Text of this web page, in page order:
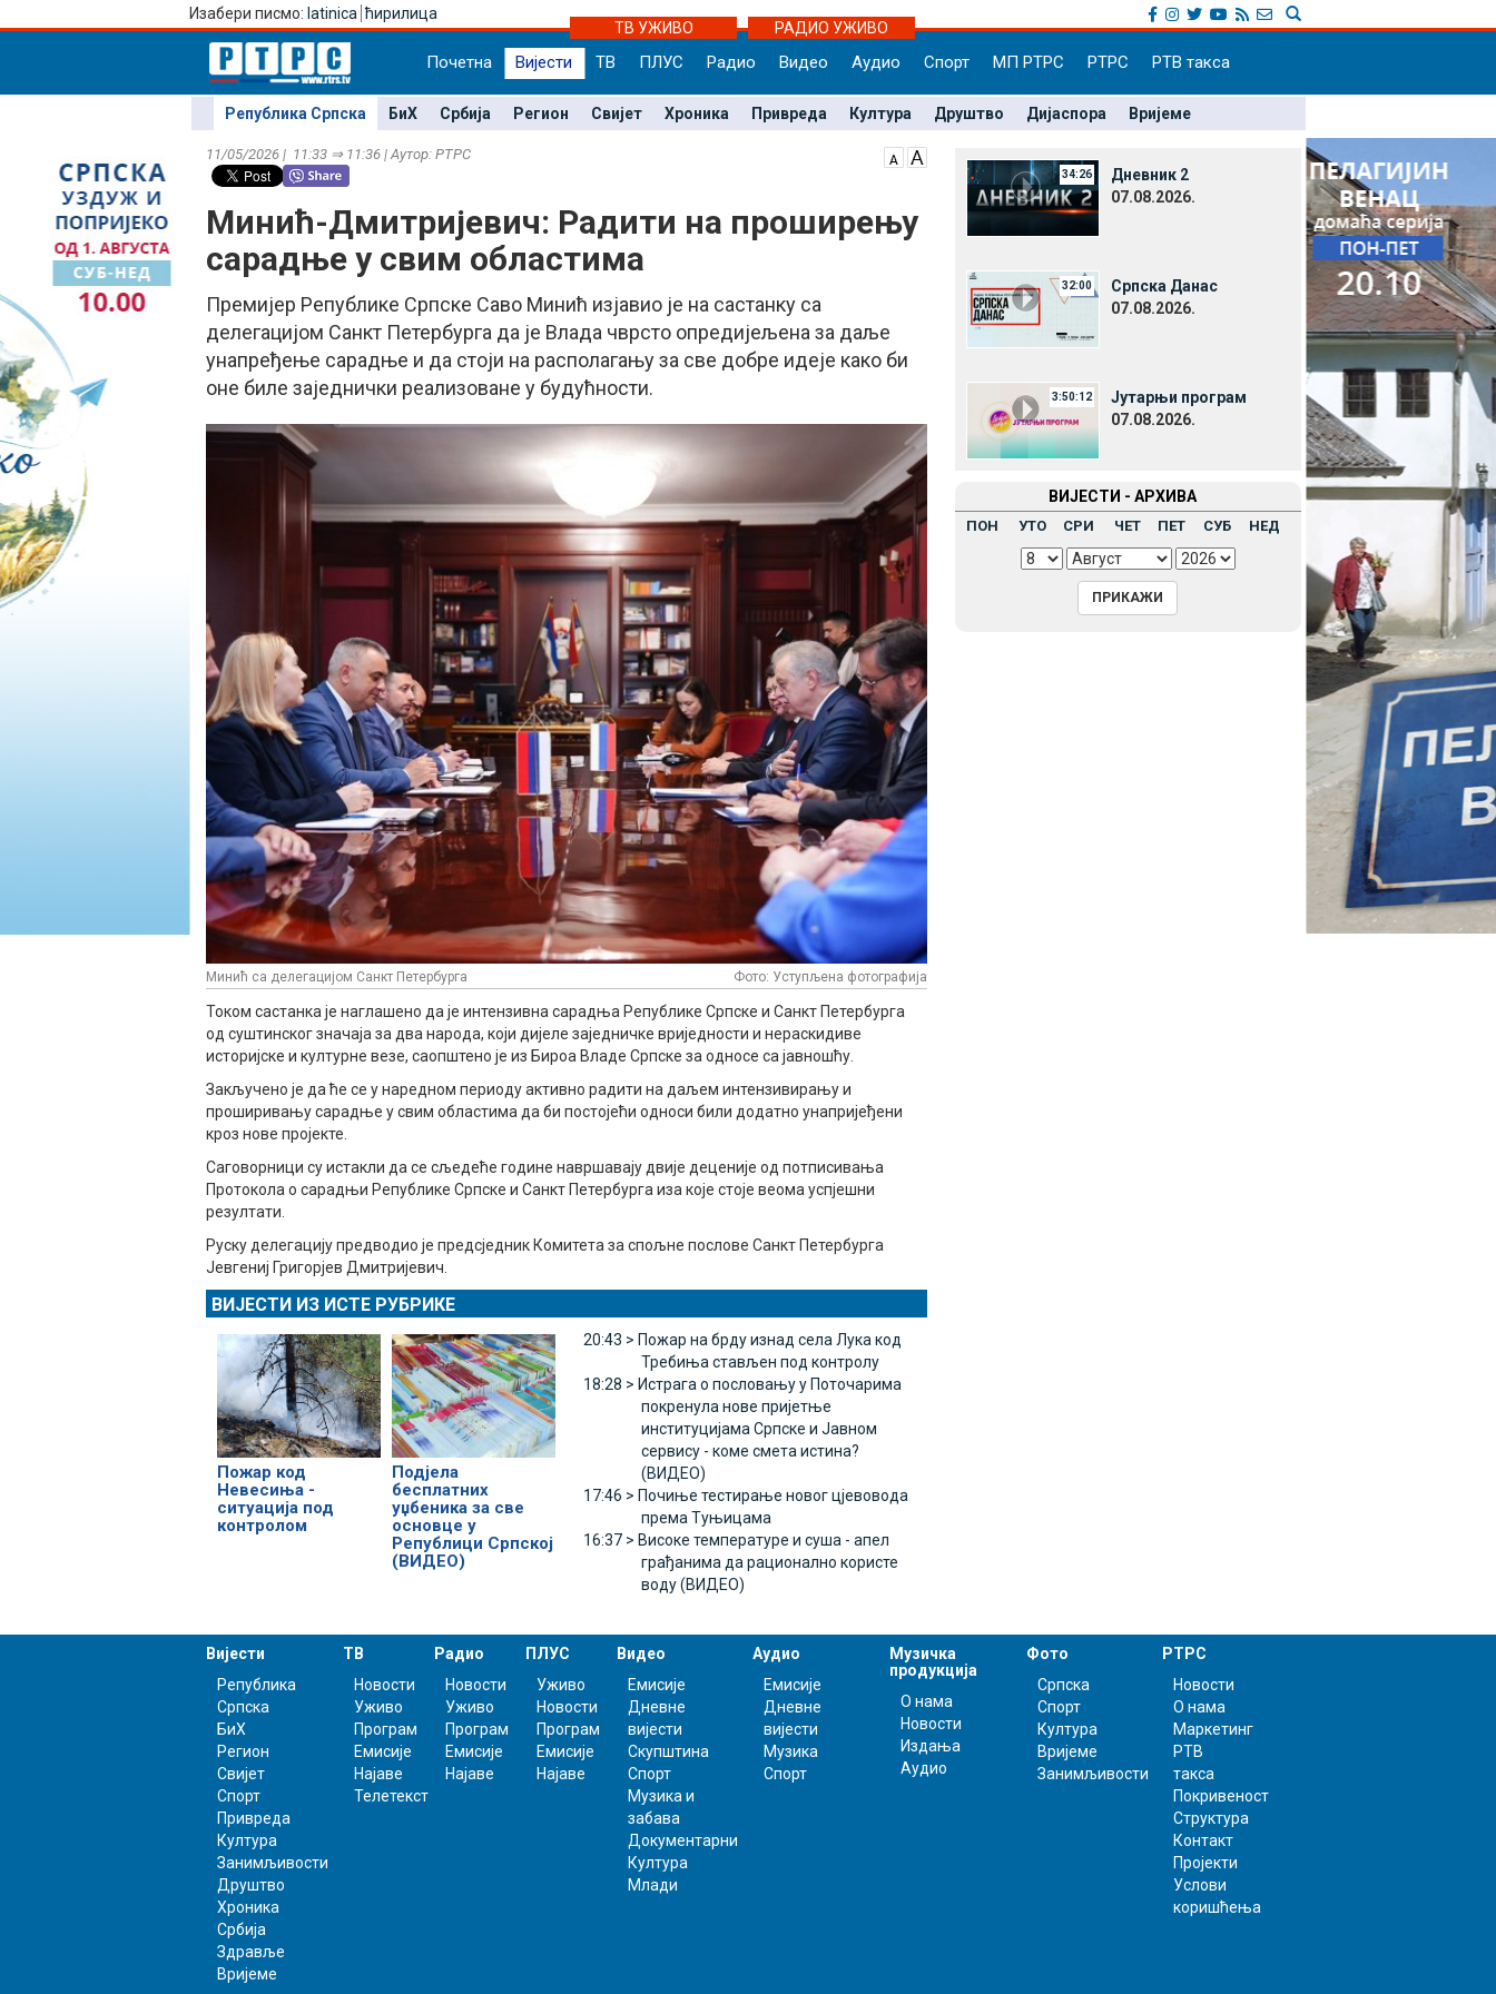
Изабери писмо: latinica ћирилица
ТВ УЖИВО
РАДИО УЖИВО
Почетна Вијести ТВ ПЛУС Радио Видео Аудио Спорт МП РТРС РТРС РТВ такса
Република Српска БиХ Србија Регион Свијет Хроника Привреда Култура Друштво Дијаспора Вријеме
11/05/2026 | 11:33 ⇒ 11:36 | Аутор: РТРС
Минић-Дмитријевич: Радити на проширењу
сарадње у свим областима
Премијер Републике Српске Саво Минић изјавио је на састанку са
делегацијом Санкт Петербурга да је Влада чврсто опредијељена за даље
унапређење сарадње и да стоји на располагању за све добре идеје како би
оне биле заједнички реализоване у будућности.
Минић са делегацијом Санкт Петербурга Фото: Уступљена фотографија
Током састанка је наглашено да је интензивна сарадња Републике Српске и Санкт Петербурга
од суштинског значаја за два народа, који дијеле заједничке вриједности и нераскидиве
историјске и културне везе, саопштено је из Бироа Владе Српске за односе са јавношћу.
Закључено је да ће се у наредном периоду активно радити на даљем интензивирању и
проширивању сарадње у свим областима да би постојећи односи били додатно унапријеђени
кроз нове пројекте.
Саговорници су истакли да се сљедеће године навршавају двије деценије од потписивања
Протокола о сарадњи Републике Српске и Санкт Петербурга иза које стоје веома успјешни
резултати.
Руску делегацију предводио је предсједник Комитета за спољне послове Санкт Петербурга
Јевгениј Григорјев Дмитријевич.
ВИЈЕСТИ ИЗ ИСТЕ РУБРИКЕ
Пожар код
Невесиња -
ситуација под
контролом
Подјела
бесплатних
уџбеника за све
основце у
Републици Српској
(ВИДЕО)
20:43 > Пожар на брду изнад села Лука код
Требиња стављен под контролу
18:28 > Истрага о пословању у Поточарима
покренула нове пријетње
институцијама Српске и Јавном
сервису - коме смета истина?
(ВИДЕО)
17:46 > Почиње тестирање новог цјевовода
према Туњицама
16:37 > Високе температуре и суша - апел
грађанима да рационално користе
воду (ВИДЕО)
34:26
Дневник 2
07.08.2026.
32:00
Српска Данас
07.08.2026.
3:50:12
Јутарњи програм
07.08.2026.
ВИЈЕСТИ - АРХИВА
ПОН УТО СРИ ЧЕТ ПЕТ СУБ НЕД
Вијести
Република
Српска
БиХ
Регион
Свијет
Спорт
Привреда
Култура
Занимљивости
Друштво
Хроника
Србија
Здравље
Вријеме
ТВ
Новости
Уживо
Програм
Емисије
Најаве
Телетекст
Радио
Новости
Уживо
Програм
Емисије
Најаве
ПЛУС
Уживо
Новости
Програм
Емисије
Најаве
Видео
Емисије
Дневне
вијести
Скупштина
Спорт
Музика и
забава
Документарни
Култура
Млади
Аудио
Емисије
Дневне
вијести
Музика
Спорт
Музичка
продукција
О нама
Новости
Издања
Аудио
Фото
Српска
Спорт
Култура
Вријеме
Занимљивости
РТРС
Новости
О нама
Маркетинг
РТВ
такса
Покривеност
Структура
Контакт
Пројекти
Услови
коришћења